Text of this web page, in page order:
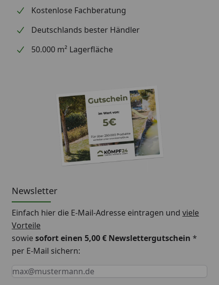
Kostenlose Fachberatung
Deutschlands bester Händler
50.000 m² Lagerfläche
Newsletter
Einfach hier die E-Mail-Adresse eintragen und viele
Vorteile
sowiesofort einen 5,00 € Newslettergutschein *
per E-Mail sichern:
Keine Eingabe erforderlich
Eingabe erforderlich
E-Mail *